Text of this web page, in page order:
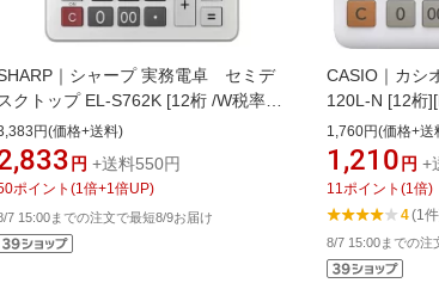
｜シャープ 実務電卓 セミデ
スクトップ EL-S762K [12桁 /W税率対
]
円(価格+送料)
円 +送料550円
ポイント (1 倍+1 倍UP)
7 15:00までの注文で最短8/9お届け
CASIO｜カシ
120L-N [12桁
1,760円(価格+送
1,210 円 +
11 ポイント (1 倍)
4(1
8/7 15:00までの注